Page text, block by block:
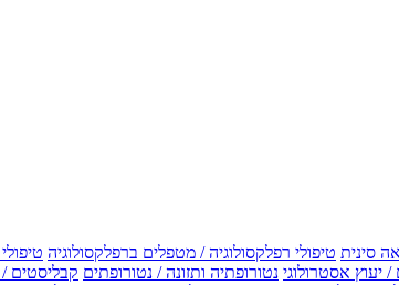
סינית טיפולי רפלקסולוגיה / מטפלים ברפלקסולוגיה
/ יעוץ אסטרולוגי נטורופתיה ותזונה / נטורופתים קבליסטים